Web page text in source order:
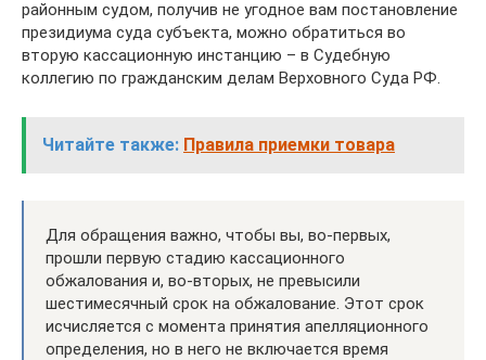
районным судом, получив не угодное вам постановление
президиума суда субъекта, можно обратиться во
вторую кассационную инстанцию – в Судебную
коллегию по гражданским делам Верховного Суда РФ.
Читайте также: Правила приемки товара
Для обращения важно, чтобы вы, во-первых,
прошли первую стадию кассационного
обжалования и, во-вторых, не превысили
шестимесячный срок на обжалование. Этот срок
исчисляется с момента принятия апелляционного
определения, но в него не включается время